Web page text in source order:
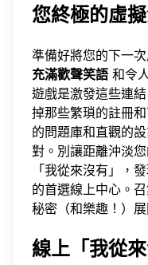
您終極的虛
準備好將您的下一
充滿歡聲笑語 和令
遊戲是激發這些連
掉那些繁瑣的註冊
的問題庫和直觀的
對。別讓距離沖淡
「我從來沒有」
，
的首選線上中心。
秘密（和樂趣！）展
線上「我從